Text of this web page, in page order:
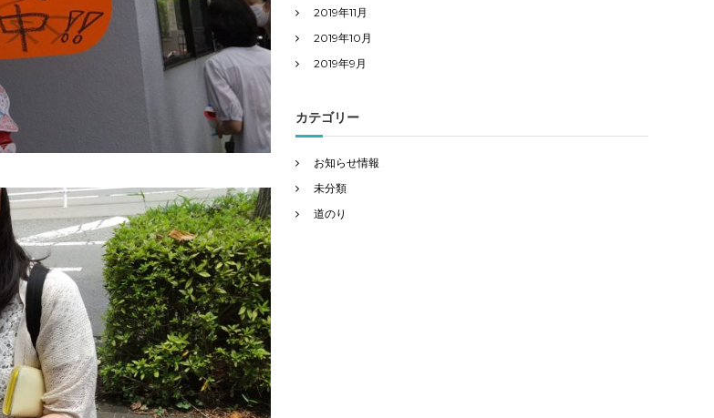
2019年11月
2019年10月
2019年9月
カテゴリー
お知らせ情報
未分類
道のり